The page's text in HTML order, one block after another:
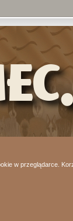
w przeglądarce.